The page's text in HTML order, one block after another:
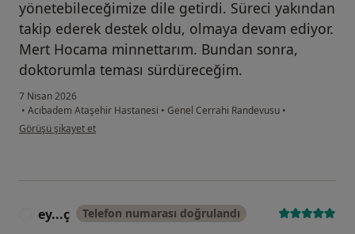
yönetebileceğimize dile getirdi. Süreci yakından
takip ederek destek oldu, olmaya devam ediyor.
Mert Hocama minnettarım. Bundan sonra,
doktorumla teması sürdüreceğim.
7 Nisan 2026
• Acıbadem Ataşehir Hastanesi • Genel Cerrahi Randevusu •
kullanıcının görüşüne göre a....
Görüşü şikayet et
ey...ç Telefon numarası doğrulandı